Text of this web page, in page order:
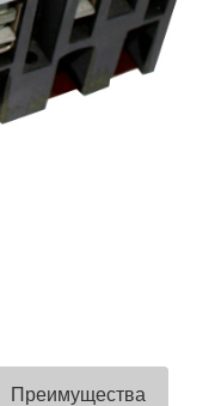
сотня товарных
закрыть смету большого
хороший заказ))
Преимущества